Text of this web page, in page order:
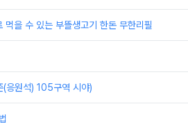
을 수 있는 부뜰생고기 한돈 무한리필
응원석) 105구역 시야)